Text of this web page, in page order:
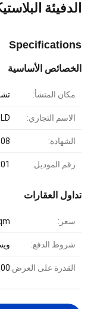
الدفيئة
Specifications
الخصائص الأساسية
مكان المنشأ:
الاسم التجاري:
الشهادة:
رقم الموديل:
تداول العقارات
سعر:
شروط الدفع:
القدرة على العرض: